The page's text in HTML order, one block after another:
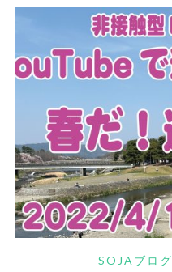
SOJAブログ